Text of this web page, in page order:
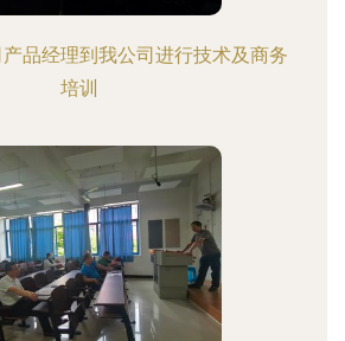
品经理到我公司进行技术及商务
培训